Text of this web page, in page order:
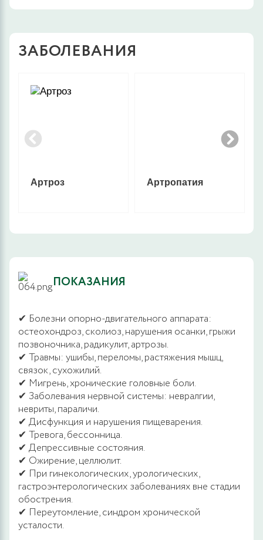
ЗАБОЛЕВАНИЯ
Артроз Артропатия
ПОКАЗАНИЯ
✔ Болезни опорно-двигательного аппарата:
остеохондроз, сколиоз, нарушения осанки, грыжи
позвоночника, радикулит, артрозы.
✔ Травмы: ушибы, переломы, растяжения мышц,
связок, сухожилий.
✔ Мигрень, хронические головные боли.
✔ Заболевания нервной системы: невралгии,
невриты, параличи.
✔ Дисфункция и нарушения пищеварения.
✔ Тревога, бессонница.
✔ Депрессивные состояния.
✔ Ожирение, целлюлит.
✔ При гинекологических, урологических,
гастроэнтерологических заболеваниях вне стадии
обострения.
✔ Переутомление, синдром хронической
усталости.